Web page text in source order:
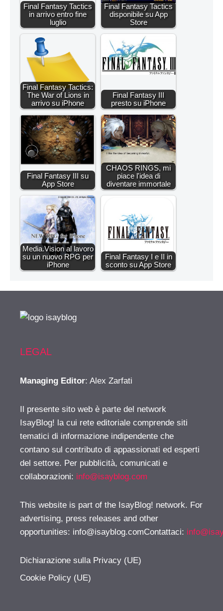
Final Fantasy Tactics
in arrivo entro fine
luglio
Final Fantasy Tactics
disponibile su App
Store
Final Fantasy Tactics:
The War of Lions in
arrivo su iPhone
Final Fantasy III
presto su iPhone
Final Fantasy III su
App Store
CHAOS RINGS, mi
piace l'idea di
diventare immortale
Media.Vision al lavoro
su un nuovo RPG per
iPhone
Final Fantasy I e II in
sconto su App Store
LEGAL
Managing Editor: Alex Zarfati
Il presente sito web è parte del network
IsayBlog! la cui rete editoriale comprende siti
tematici di informazione indipendente che
contano sul contributo di appassionati ed esperti
del settore. Per pubblicità, comunicati e
collaborazioni: info@isayblog.com
This website is part of the IsayBlog! network. For
advertising, press releases and other
opportunities: info@isayblog.comContattaci:
Dichiarazione sulla Privacy (UE)
Cookie Policy (UE)